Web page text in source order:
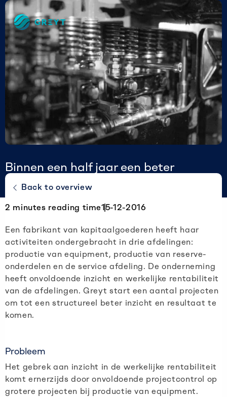
Greyt
–
Empower
your
financial
future
Binnen een half jaar een beter
resultaat door zichtbaar maken
verborgen kosten
Back to overview
2 minutes reading time15-12-2016
Een fabrikant van kapitaalgoederen heeft haar
activiteiten ondergebracht in drie afdelingen:
productie van equipment, productie van reserve-
onderdelen en de service afdeling. De onderneming
heeft onvoldoende inzicht en werkelijke rentabiliteit
van de afdelingen. Greyt start een aantal projecten
om tot een structureel beter inzicht en resultaat te
komen.
Probleem
Het gebrek aan inzicht in de werkelijke rentabiliteit
komt ernerzijds door onvoldoende projectcontrol op
grotere projecten bij productie van equipment.